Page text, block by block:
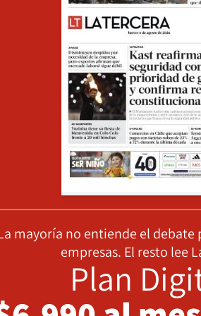
mayoría no entiende el debate
empresas. El resto lee
Plan